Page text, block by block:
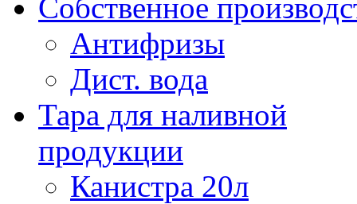
Собственное
Антифризы
Дист. вода
Тара для наливной
продукции
Канистра 20л